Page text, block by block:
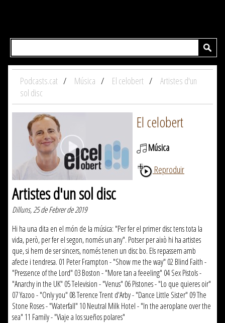
Podcasts.cat Música El celobert
Artistes d'un
sol disc
El celobert
Música
Reproduir
Artistes d'un sol disc
Dilluns, 25 de Febrer de 2019
Hi ha una dita en el món de la música: "Per fer el primer disc tens tota la
vida, però, per fer el segon, només un any". Potser per això hi ha artistes
que, si hem de ser sincers, només tenen un disc bo. Els repassem amb
afecte i tendresa. 01 Peter Frampton - "Show me the way" 02 Blind Faith -
"Pressence of the Lord" 03 Boston - "More tan a feeeling" 04 Sex Pistols -
"Anarchy in the UK" 05 Television - "Venus" 06 Pistones - "Lo que quieres oir"
07 Yazoo - "Only you" 08 Terence Trent d'Arby - "Dance Little Sister" 09 The
Stone Roses - "Waterfall" 10 Neutral Milk Hotel - "In the aeroplane over the
sea" 11 Family - "Viaje a los sueños polares"